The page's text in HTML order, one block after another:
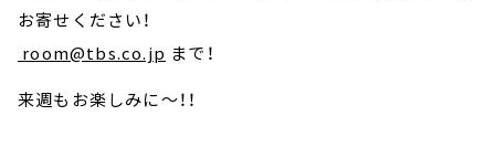
お寄せください！
room@tbs.co.jp まで！
来週もお楽しみに～！！